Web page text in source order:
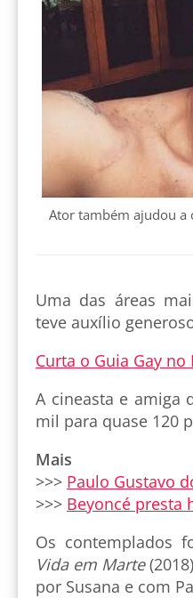
Ator também ajudou a
Uma das áreas
teve auxílio
Curta o Guia Gay no
A cineasta e amiga
mil para quase 120
Mais
>>> Paulo Gustavo
>>> Beyoncé presta
Os contemplados
Vida em Marte
por Susana e com